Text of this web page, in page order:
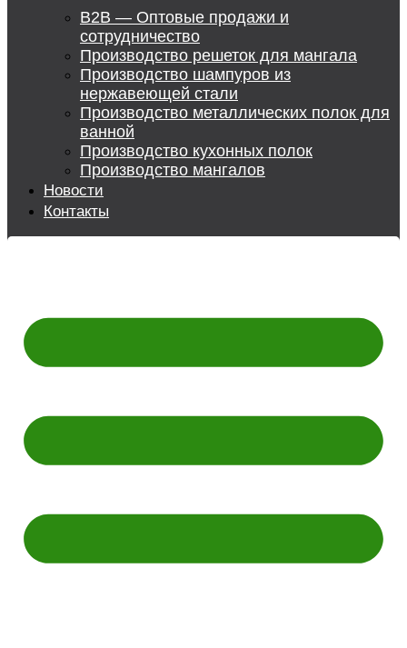
B2B — Оптовые продажи и
сотрудничество
Производство решеток для мангала
Производство шампуров из
нержавеющей стали
Производство металлических полок для
ванной
Производство кухонных полок
Производство мангалов
Новости
Контакты